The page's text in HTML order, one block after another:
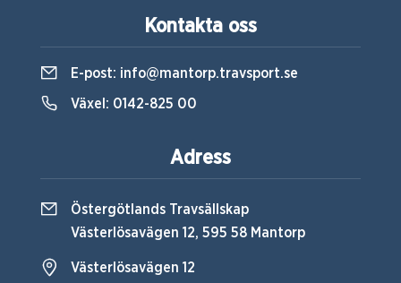
Kontakta oss
E-post: info@mantorp.travsport.se
Växel: 0142-825 00
Adress
Östergötlands Travsällskap
Västerlösavägen 12, 595 58 Mantorp
Västerlösavägen 12